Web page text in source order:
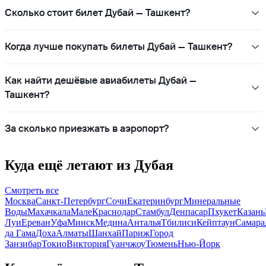
Сколько стоит билет Дубай — Ташкент?
Когда лучше покупать билеты Дубай — Ташкент?
Как найти дешёвые авиабилеты Дубай —
Ташкент?
За сколько приезжать в аэропорт?
Куда ещё летают из Дубая
Смотреть все
МоскваСанкт-ПетербургСочиЕкатеринбургМинеральные
ВодыМахачкалаМалеКраснодарСтамбулДенпасарПхукетКазань
ЛуиЕреванУфаМинскМединаАнтальяТбилисиКейптаунСамара
да ГамаДохаАлматыШанхайПарижГород
ЗанзибарТокиоВикторияГуанчжоуТюменьНью-Йорк